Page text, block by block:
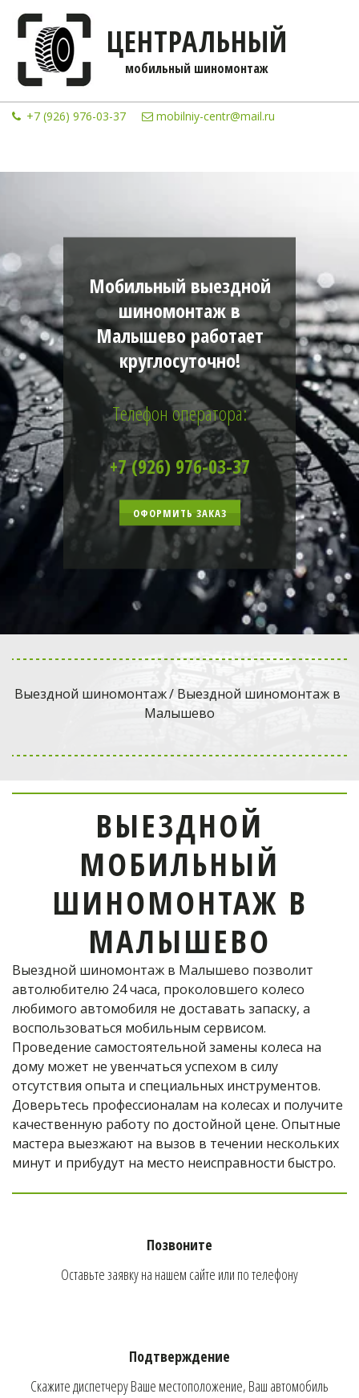
ЦЕНТРАЛЬНЫЙ
мобильны­­й шиномонтаж
+7 (926) 976-03-37 mobilniy-centr@mail.ru
Мобильный выездной
шиномонтаж в
Малышево работает
круглосуточно!
Телефон оператора:
+7 (926) 976-03-37
ОФОРМИТЬ ЗАКАЗ
в Одинцово
отремонтирует шину!
Телефон оператора:
+7 (926) 976-03-37
ОФОРМИТЬ ЗАКАЗ
Выездной шиномонтаж / Выездной шиномонтаж в
Малышево
ВЫЕЗДНОЙ
МОБИЛЬНЫЙ
ШИНОМОНТАЖ В
МАЛЫШЕВО
Выездной шиномонтаж в Малышево позволит
автолюбителю 24 часа, проколовшего колесо
любимого автомобиля не доставать запаску, а
воспользоваться мобильным сервисом.
Проведение самостоятельной замены колеса на
дому может не увенчаться успехом в силу
отсутствия опыта и специальных инструментов.
Доверьтесь профессионалам на колесах и получите
качественную работу по достойной цене. Опытные
мастера выезжают на вызов в течении нескольких
минут и прибудут на место неисправности быстро.
Позвоните
Оставьте заявку на нашем сайте или по телефону
Подтверждение
Скажите диспетчеру Ваше местоположение, Ваш автомобиль